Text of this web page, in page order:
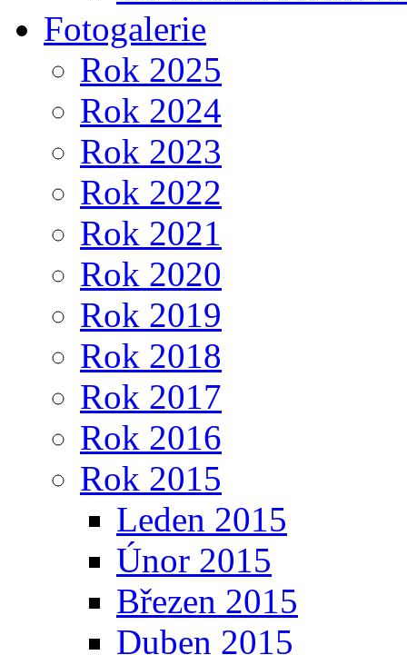
Fotogalerie
Rok 2025
Rok 2024
Rok 2023
Rok 2022
Rok 2021
Rok 2020
Rok 2019
Rok 2018
Rok 2017
Rok 2016
Rok 2015
Leden 2015
Únor 2015
Březen 2015
Duben 2015